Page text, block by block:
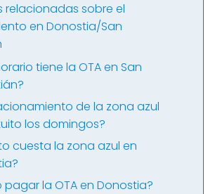
relacionadas sobre el
en Donostia/San
tiene la OTA en San
de la zona azul
los domingos?
cuesta la zona azul en
pagar la OTA en Donostia?